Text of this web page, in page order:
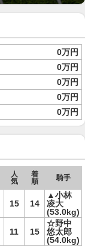
0万円
0万円
0万円
0万円
0万円
人
気
着
順
騎手
15 14
▲小林
凌大
(53.0kg)
11 15
☆野中
悠太郎
(54.0kg)